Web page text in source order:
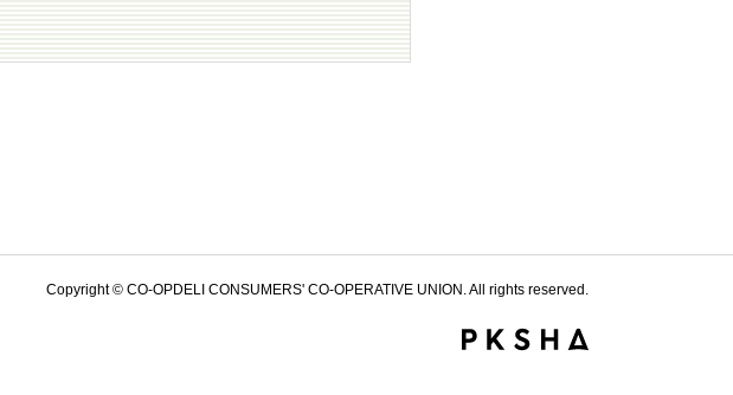
Copyright © CO-OPDELI CONSUMERS' CO-OPERATIVE UNION. All rights reserved.